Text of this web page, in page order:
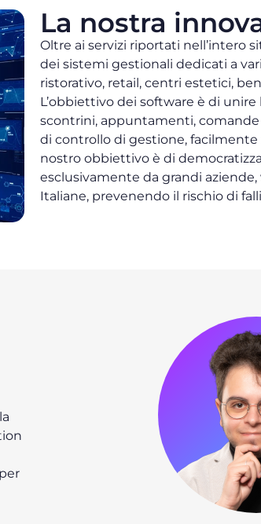
La nostra
Oltre ai servizi riportati nell’intero
dei sistemi gestionali dedicati a
ristorativo, retail, centri estetici,
L’obbiettivo dei software è di
scontrini, appuntamenti,
di controllo di gestione,
nostro obbiettivo è di
esclusivamente da grandi
Italiane, prevenendo il rischio di